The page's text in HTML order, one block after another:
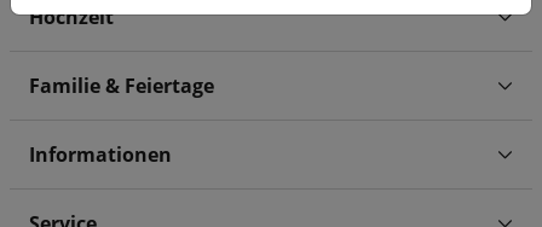
Hochzeit
Familie & Feiertage
Informationen